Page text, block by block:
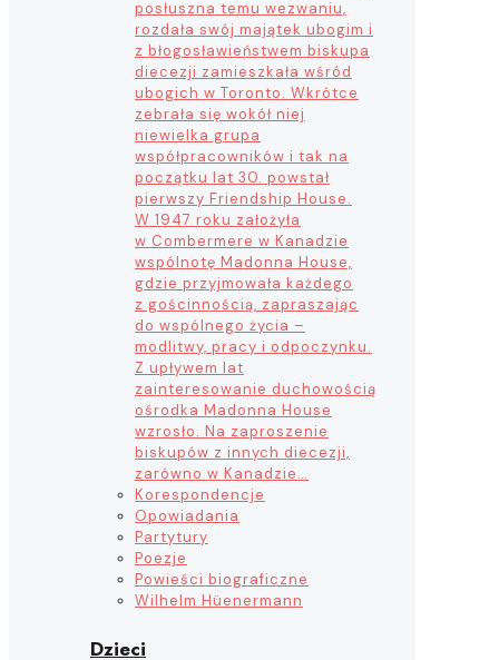
posłuszna temu wezwaniu,
rozdała swój majątek ubogim i
z błogosławieństwem biskupa
diecezji zamieszkała wśród
ubogich w Toronto. Wkrótce
zebrała się wokół niej
niewielka grupa
współpracowników i tak na
początku lat 30. powstał
pierwszy Friendship House.
W 1947 roku założyła
w Combermere w Kanadzie
wspólnotę Madonna House,
gdzie przyjmowała każdego
z gościnnością, zapraszając
do wspólnego życia –
modlitwy, pracy i odpoczynku.
Z upływem lat
zainteresowanie duchowością
ośrodka Madonna House
wzrosło. Na zaproszenie
biskupów z innych diecezji,
zarówno w Kanadzie…
Korespondencje
Opowiadania
Partytury
Poezje
Powieści biograficzne
Wilhelm Hüenermann
Dzieci